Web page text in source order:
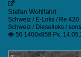

Stefan Wohlfahrt
Schweiz / E-Loks / Re 420
Schweiz / Dieselloks /
 56 1400x858 Px,